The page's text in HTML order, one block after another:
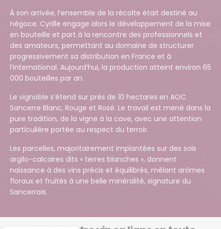
À son arrivée, l’ensemble de la récolte était destiné au
négoce. Cyrille engage alors le développement de la mise
en bouteille et part à la rencontre des professionnels et
des amateurs, permettant au domaine de structurer
progressivement sa distribution en France et à
l’international. Aujourd’hui, la production atteint environ 65
000 bouteilles par an.
Le vignoble s’étend sur près de 10 hectares en AOC
Sancerre Blanc, Rouge et Rosé. Le travail est mené dans la
pure tradition, de la vigne à la cave, avec une attention
particulière portée au respect du terroir.
Les parcelles, majoritairement implantées sur des sols
argilo-calcaires dits « terres blanches », donnent
naissance à des vins précis et équilibrés, mêlant arômes
floraux et fruités à une belle minéralité, signature du
Sancerrois.